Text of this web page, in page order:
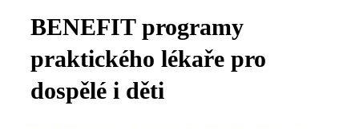
BENEFIT programy
praktického lékaře pro
dospělé i děti